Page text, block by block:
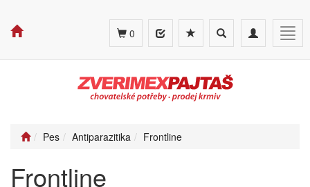
Toggle
navigation
Toggle
search
0
Pes Antiparazitika Frontline
Frontline